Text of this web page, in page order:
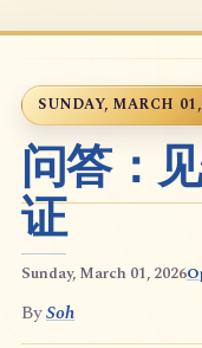
SUNDAY, MARCH
问答：
证
Sunday, March 01, 2026
BySoh